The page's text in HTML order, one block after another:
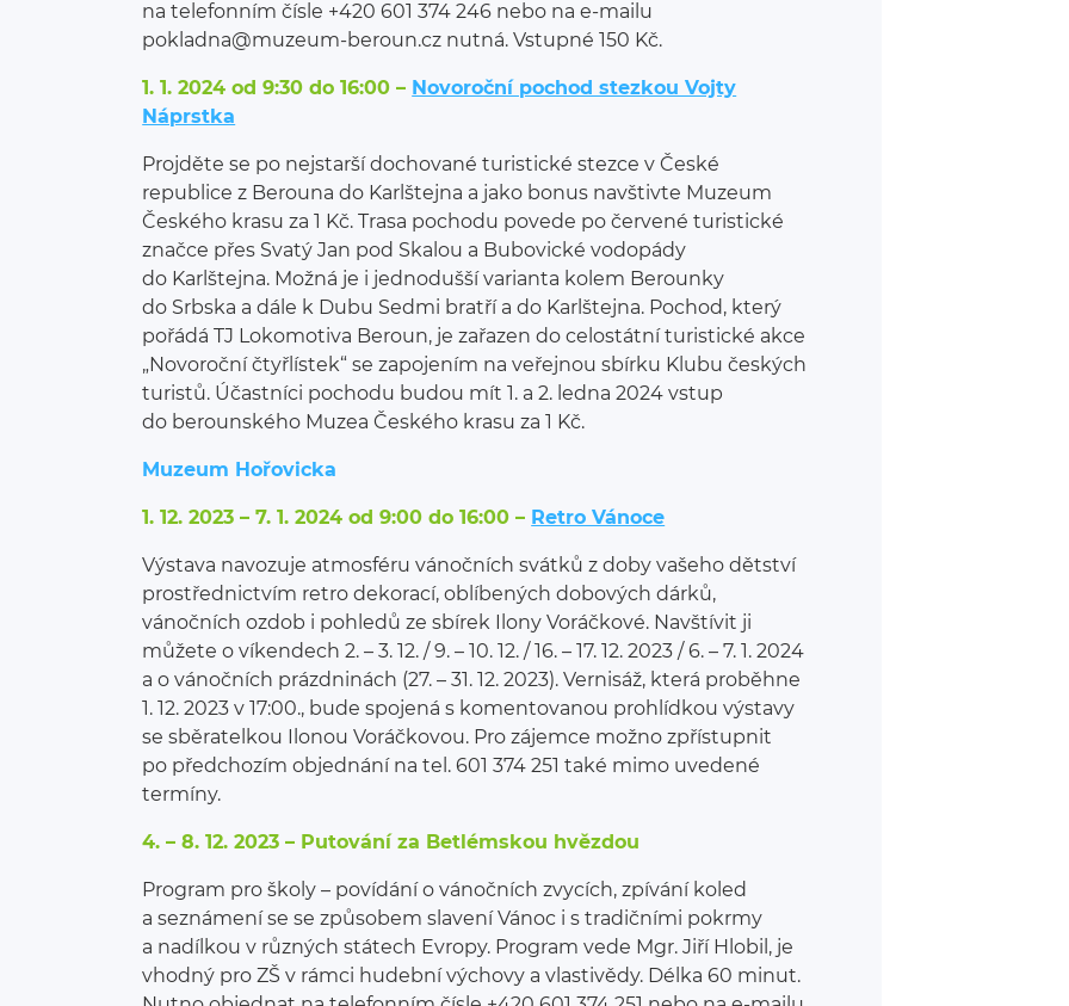
na telefonním čísle +420 601 374 246 nebo na e-mailu
pokladna@muzeum-beroun.cz nutná. Vstupné 150 Kč.
1. 1. 2024 od 9:30 do 16:00 – Novoroční pochod stezkou Vojty
Náprstka
Projděte se po nejstarší dochované turistické stezce v České
republice z Berouna do Karlštejna a jako bonus navštivte Muzeum
Českého krasu za 1 Kč. Trasa pochodu povede po červené turistické
značce přes Svatý Jan pod Skalou a Bubovické vodopády
do Karlštejna. Možná je i jednodušší varianta kolem Berounky
do Srbska a dále k Dubu Sedmi bratří a do Karlštejna. Pochod, který
pořádá TJ Lokomotiva Beroun, je zařazen do celostátní turistické akce
„Novoroční čtyřlístek“ se zapojením na veřejnou sbírku Klubu českých
turistů. Účastníci pochodu budou mít 1. a 2. ledna 2024 vstup
do berounského Muzea Českého krasu za 1 Kč.
Muzeum Hořovicka
1. 12. 2023 – 7. 1. 2024 od 9:00 do 16:00 – Retro Vánoce
Výstava navozuje atmosféru vánočních svátků z doby vašeho dětství
prostřednictvím retro dekorací, oblíbených dobových dárků,
vánočních ozdob i pohledů ze sbírek Ilony Voráčkové. Navštívit ji
můžete o víkendech 2. – 3. 12. / 9. – 10. 12. / 16. – 17. 12. 2023 / 6. – 7. 1. 2024
a o vánočních prázdninách (27. – 31. 12. 2023). Vernisáž, která proběhne
1. 12. 2023 v 17:00., bude spojená s komentovanou prohlídkou výstavy
se sběratelkou Ilonou Voráčkovou. Pro zájemce možno zpřístupnit
po předchozím objednání na tel. 601 374 251 také mimo uvedené
termíny.
4. – 8. 12. 2023 – Putování za Betlémskou hvězdou
Program pro školy – povídání o vánočních zvycích, zpívání koled
a seznámení se se způsobem slavení Vánoc i s tradičními pokrmy
a nadílkou v různých státech Evropy. Program vede Mgr. Jiří Hlobil, je
vhodný pro ZŠ v rámci hudební výchovy a vlastivědy. Délka 60 minut.